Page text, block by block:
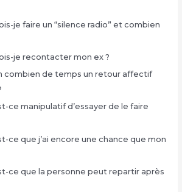
je faire un “silence radio” et combien
je recontacter mon ex ?
combien de temps un retour affectif
ce manipulatif d’essayer de le faire
ce que j’ai encore une chance que mon
ce que la personne peut repartir après